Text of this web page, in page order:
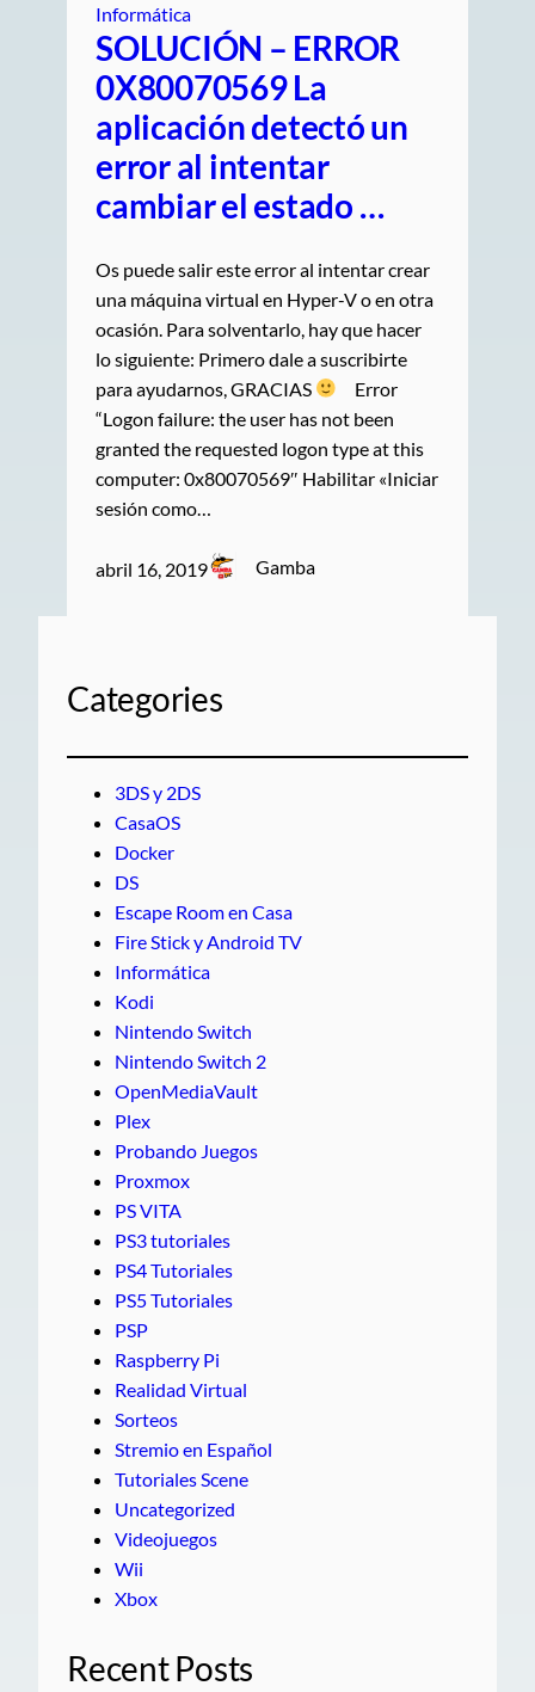
Informática
SOLUCIÓN – ERROR
0X80070569 La
aplicación detectó un
error al intentar
cambiar el estado …
Os puede salir este error al intentar crear
una máquina virtual en Hyper-V o en otra
ocasión. Para solventarlo, hay que hacer
lo siguiente: Primero dale a suscribirte
para ayudarnos, GRACIAS
Error
“Logon failure: the user has not been
granted the requested logon type at this
computer: 0x80070569″ Habilitar «Iniciar
sesión como…
abril 16, 2019 Gamba
Categories
3DS y 2DS
CasaOS
Docker
DS
Escape Room en Casa
Fire Stick y Android TV
Informática
Kodi
Nintendo Switch
Nintendo Switch 2
OpenMediaVault
Plex
Probando Juegos
Proxmox
PS VITA
PS3 tutoriales
PS4 Tutoriales
PS5 Tutoriales
PSP
Raspberry Pi
Realidad Virtual
Sorteos
Stremio en Español
Tutoriales Scene
Uncategorized
Videojuegos
Wii
Xbox
Recent Posts